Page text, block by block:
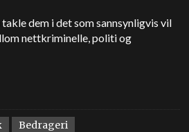
dem i det som sannsynligvis vil
nettkriminelle, politi og
Bedrageri